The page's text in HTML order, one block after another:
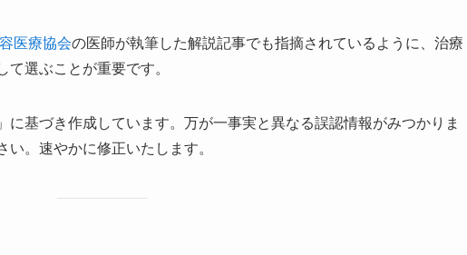
医療協会の医師が執筆した解説記事でも指摘されているように、治療
選ぶことが重要です。
」に基づき作成しています。万が一事実と異なる誤認情報がみつかりま
い。速やかに修正いたします。